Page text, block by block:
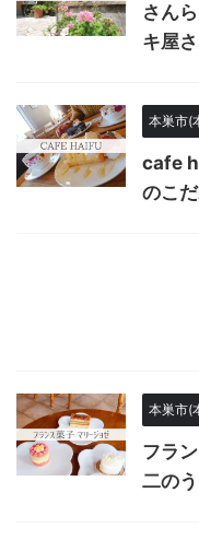
さん
キ屋
本巣市(
cafe
のこ
本巣市(
フラ
二の